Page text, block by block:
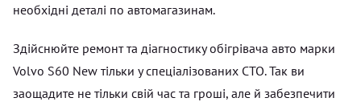
необхідні деталі по автомагазинам.
Здійснюйте ремонт та діагностику обігрівача авто марки
Volvo S60 New тільки у спеціалізованих СТО. Так ви
заощадите не тільки свій час та гроші, але й забезпечити